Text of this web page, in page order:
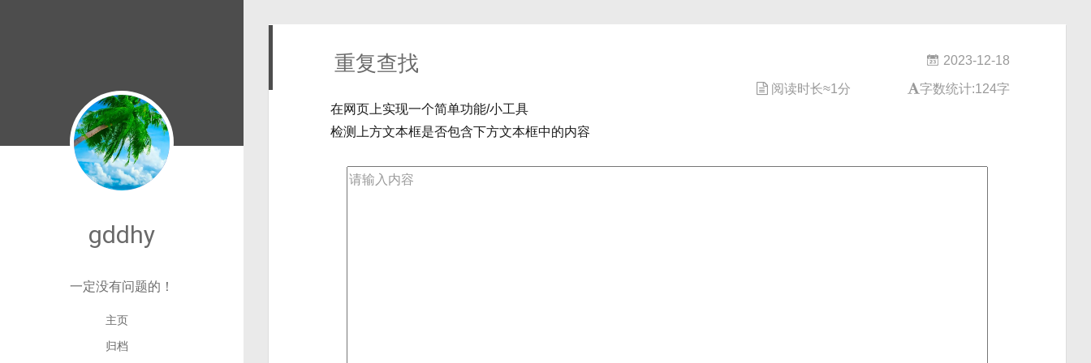
gddhy
一定没有问题的！
主页
归档
重复查找 2023-12-18
字数统计:124字
阅读时长≈1分
在网页上实现一个简单功能/小工具
检测上方文本框是否包含下方文本框中的内容